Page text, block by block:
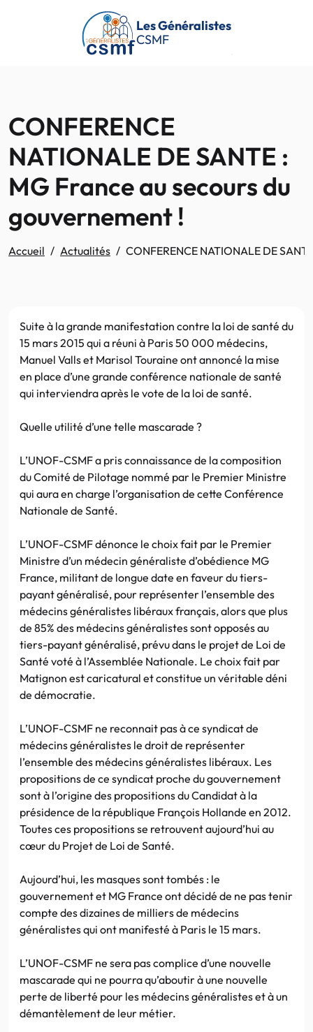
Passer au contenu principal
Les Généralistes
CSMF
CONFERENCE
NATIONALE DE SANTE :
MG France au secours du
gouvernement !
Accueil Actualités CONFERENCE NATIONALE DE
Suite à la grande manifestation contre la loi de santé du
15 mars 2015 qui a réuni à Paris 50 000 médecins,
Manuel Valls et Marisol Touraine ont annoncé la mise
en place d’une grande conférence nationale de santé
qui interviendra après le vote de la loi de santé.
Quelle utilité d’une telle mascarade ?
L’UNOF-CSMF a pris connaissance de la composition
du Comité de Pilotage nommé par le Premier Ministre
qui aura en charge l’organisation de cette Conférence
Nationale de Santé.
L’UNOF-CSMF dénonce le choix fait par le Premier
Ministre d’un médecin généraliste d’obédience MG
France, militant de longue date en faveur du tiers-
payant généralisé, pour représenter l’ensemble des
médecins généralistes libéraux français, alors que plus
de 85% des médecins généralistes sont opposés au
tiers-payant généralisé, prévu dans le projet de Loi de
Santé voté à l’Assemblée Nationale. Le choix fait par
Matignon est caricatural et constitue un véritable déni
de démocratie.
L’UNOF-CSMF ne reconnait pas à ce syndicat de
médecins généralistes le droit de représenter
l’ensemble des médecins généralistes libéraux. Les
propositions de ce syndicat proche du gouvernement
sont à l’origine des propositions du Candidat à la
présidence de la république François Hollande en 2012.
Toutes ces propositions se retrouvent aujourd’hui au
cœur du Projet de Loi de Santé.
Aujourd’hui, les masques sont tombés : le
gouvernement et MG France ont décidé de ne pas tenir
compte des dizaines de milliers de médecins
généralistes qui ont manifesté à Paris le 15 mars.
L’UNOF-CSMF ne sera pas complice d’une nouvelle
mascarade qui ne pourra qu’aboutir à une nouvelle
perte de liberté pour les médecins généralistes et à un
démantèlement de leur métier.